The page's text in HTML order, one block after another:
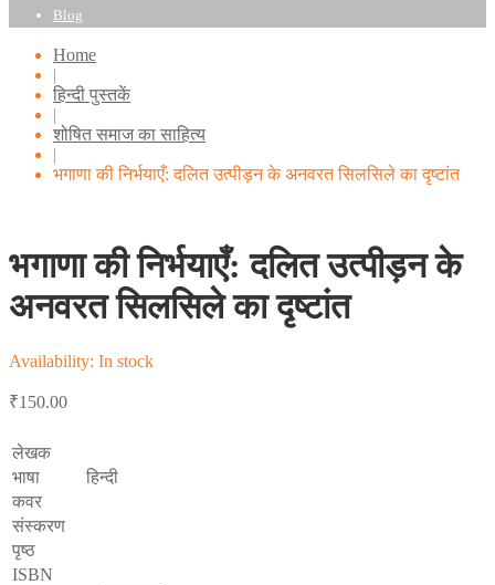
Blog
Home
|
हिन्दी पुस्तकें
|
शोषित समाज का साहित्य
|
भगाणा की निर्भयाएँ: दलित उत्पीड़न के अनवरत सिलसिले का दृष्टांत
भगाणा की निर्भयाएँ: दलित उत्पीड़न के
अनवरत सिलसिले का दृष्टांत
Availability: In stock
₹150.00
लेखक
भाषा
हिन्दी
कवर
संस्करण
पृष्ठ
ISBN